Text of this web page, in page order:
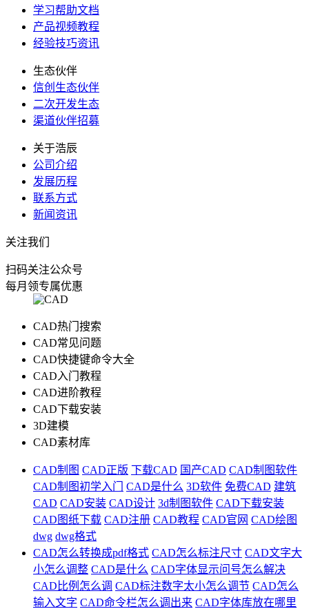
学习帮助文档
产品视频教程
经验技巧资讯
生态伙伴
信创生态伙伴
二次开发生态
渠道伙伴招募
关于浩辰
公司介绍
发展历程
联系方式
新闻资讯
关注我们
扫码关注公众号
每月领专属优惠
CAD热门搜索
CAD常见问题
CAD快捷键命令大全
CAD入门教程
CAD进阶教程
CAD下载安装
3D建模
CAD素材库
CAD制图 CAD正版 下载CAD 国产CAD CAD制图软件
CAD制图初学入门
CAD是什么 3D软件 免费CAD 建筑
CAD CAD安装 CAD设计 3d制图软件 CAD下载安装
CAD图纸下载 CAD注册 CAD教程 CAD官网 CAD绘图
dwg dwg格式
CAD怎么转换成pdf格式 CAD怎么标注尺寸 CAD文字大
小怎么调整 CAD是什么 CAD字体显示问号怎么解决
CAD比例怎么调 CAD标注数字太小怎么调节 CAD怎么
输入文字 CAD命令栏怎么调出来 CAD字体库放在哪里